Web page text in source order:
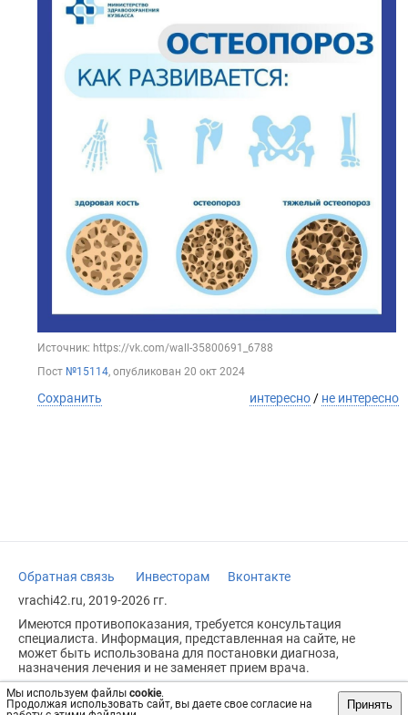
Мы используем файлы cookie.
Продолжая использовать сайт, вы даете свое согласие на
Принять
Источник: https://vk.com/wall-35800691_6788
Пост №15114, опубликован 20 окт 2024
Сохранить интересно / не интересно
Обратная связь Инвесторам
Вконтакте
vrachi42.ru, 2019-2026 гг.
Имеются противопоказания, требуется консультация
специалиста. Информация, представленная на сайте, не
может быть использована для постановки диагноза,
назначения лечения и не заменяет прием врача.
Возрастное ограничение: 18+